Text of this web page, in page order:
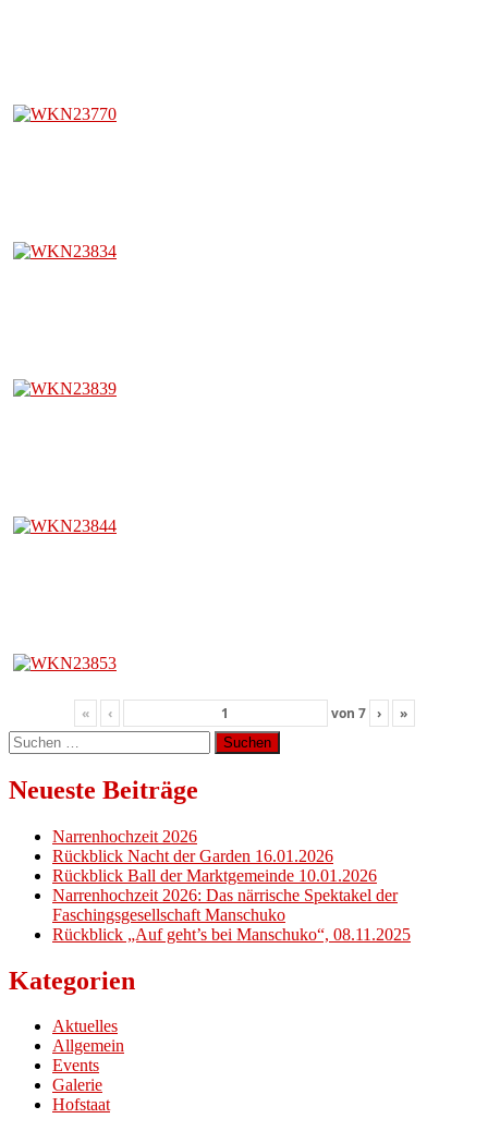
« ‹ von 7 ›
»
Suchen
nach:
Neueste Beiträge
Narrenhochzeit 2026
Rückblick Nacht der Garden 16.01.2026
Rückblick Ball der Marktgemeinde 10.01.2026
Narrenhochzeit 2026: Das närrische Spektakel der
Faschingsgesellschaft Manschuko
Rückblick „Auf geht’s bei Manschuko“, 08.11.2025
Kategorien
Aktuelles
Allgemein
Events
Galerie
Hofstaat